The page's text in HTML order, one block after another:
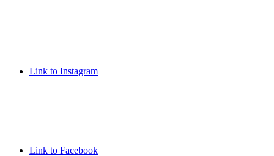
Link to Instagram
Link to Facebook